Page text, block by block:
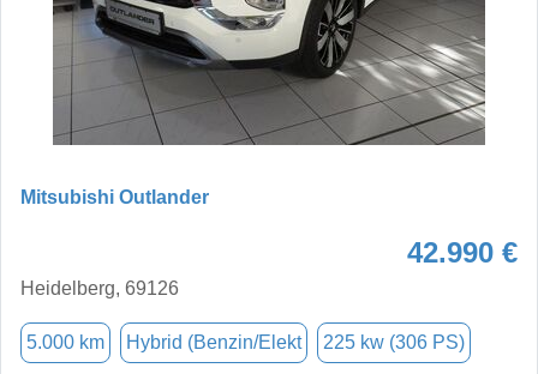
Mitsubishi Outlander
42.990 €
Heidelberg, 69126
5.000 km Hybrid (Benzin/Elekt 225 kw (306 PS)